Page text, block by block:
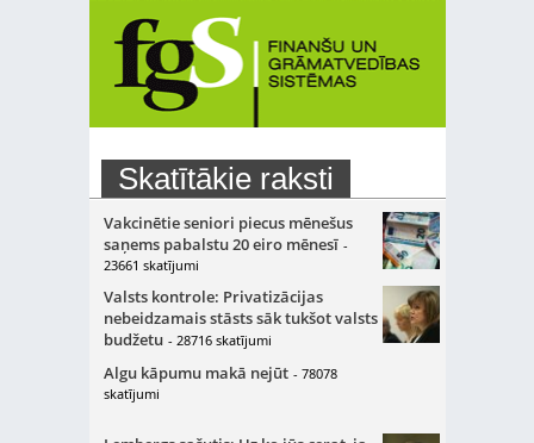
Skatītākie raksti
Vakcinētie seniori piecus mēnešus
saņems pabalstu 20 eiro mēnesī -
23661 skatījumi
Valsts kontrole: Privatizācijas
nebeidzamais stāsts sāk tukšot valsts
budžetu - 28716 skatījumi
Algu kāpumu makā nejūt - 78078
skatījumi